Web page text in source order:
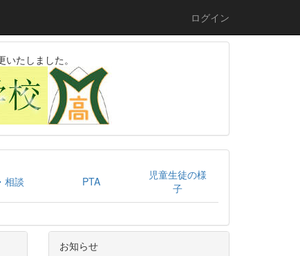
ログイン
たしました。
相談 PTA
児童生徒の様
子
お知らせ